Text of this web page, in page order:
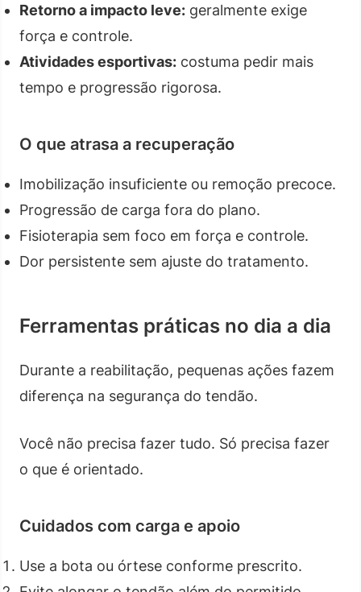
Retorno a impacto leve: geralmente exige
força e controle.
Atividades esportivas: costuma pedir mais
tempo e progressão rigorosa.
O que atrasa a recuperação
Imobilização insuficiente ou remoção precoce.
Progressão de carga fora do plano.
Fisioterapia sem foco em força e controle.
Dor persistente sem ajuste do tratamento.
Ferramentas práticas no dia a dia
Durante a reabilitação, pequenas ações fazem
diferença na segurança do tendão.
Você não precisa fazer tudo. Só precisa fazer
o que é orientado.
Cuidados com carga e apoio
Use a bota ou órtese conforme prescrito.